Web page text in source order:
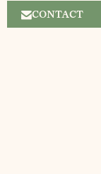
CONTACT